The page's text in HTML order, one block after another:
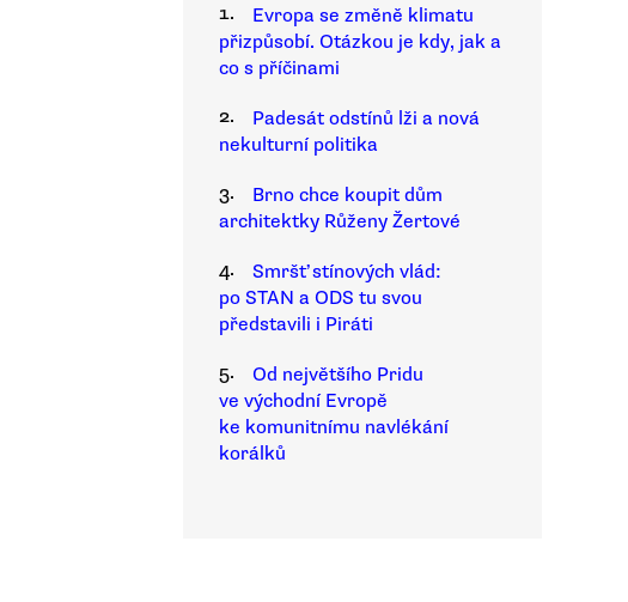
1.
Evropa se změně klimatu
přizpůsobí. Otázkou je kdy, jak a
co s příčinami
2.
Padesát odstínů lži a nová
nekulturní politika
3.
Brno chce koupit dům
architektky Růženy Žertové
4.
Smršť stínových vlád:
po STAN a ODS tu svou
představili i Piráti
5.
Od největšího Pridu
ve východní Evropě
ke komunitnímu navlékání
korálků